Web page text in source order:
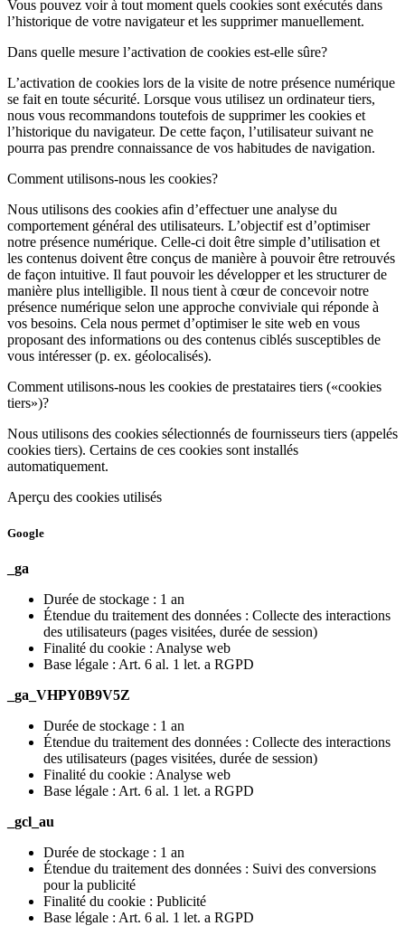
Vous pouvez voir à tout moment quels cookies sont exécutés dans
l’historique de votre navigateur et les supprimer manuellement.
Dans quelle mesure l’activation de cookies est-elle sûre?
L’activation de cookies lors de la visite de notre présence numérique
se fait en toute sécurité. Lorsque vous utilisez un ordinateur tiers,
nous vous recommandons toutefois de supprimer les cookies et
l’historique du navigateur. De cette façon, l’utilisateur suivant ne
pourra pas prendre connaissance de vos habitudes de navigation.
Comment utilisons-nous les cookies?
Nous utilisons des cookies afin d’effectuer une analyse du
comportement général des utilisateurs. L’objectif est d’optimiser
notre présence numérique. Celle-ci doit être simple d’utilisation et
les contenus doivent être conçus de manière à pouvoir être retrouvés
de façon intuitive. Il faut pouvoir les développer et les structurer de
manière plus intelligible. Il nous tient à cœur de concevoir notre
présence numérique selon une approche conviviale qui réponde à
vos besoins. Cela nous permet d’optimiser le site web en vous
proposant des informations ou des contenus ciblés susceptibles de
vous intéresser (p. ex. géolocalisés).
Comment utilisons-nous les cookies de prestataires tiers («cookies
tiers»)?
Nous utilisons des cookies sélectionnés de fournisseurs tiers (appelés
cookies tiers). Certains de ces cookies sont installés
automatiquement.
Aperçu des cookies utilisés
Google
_ga
Durée de stockage : 1 an
Étendue du traitement des données : Collecte des interactions
des utilisateurs (pages visitées, durée de session)
Finalité du cookie : Analyse web
Base légale : Art. 6 al. 1 let. a RGPD
_ga_VHPY0B9V5Z
Durée de stockage : 1 an
Étendue du traitement des données : Collecte des interactions
des utilisateurs (pages visitées, durée de session)
Finalité du cookie : Analyse web
Base légale : Art. 6 al. 1 let. a RGPD
_gcl_au
Durée de stockage : 1 an
Étendue du traitement des données : Suivi des conversions
pour la publicité
Finalité du cookie : Publicité
Base légale : Art. 6 al. 1 let. a RGPD